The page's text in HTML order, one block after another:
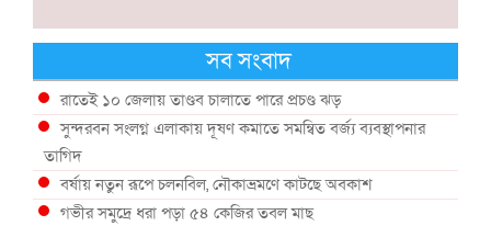
সব সংবাদ
রাতেই ১০ জেলায় তাণ্ডব চালাতে পারে প্রচণ্ড ঝড়
সুন্দরবন সংলগ্ন এলাকায় দূষণ কমাতে সমন্বিত বর্জ্য ব্যবস্থাপনার
তাগিদ
বর্ষায় নতুন রূপে চলনবিল, নৌকাভ্রমণে কাটছে অবকাশ
গভীর সমুদ্রে ধরা পড়া ৫৪ কেজির তবল মাছ